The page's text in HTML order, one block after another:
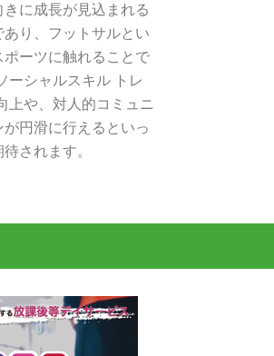
きに成長が見込まれる
あり、フットサルとい
ポーツに触れることで
ーシャルスキル トレ
上や、対人的コミュニ
円滑に行えるといっ
されます。